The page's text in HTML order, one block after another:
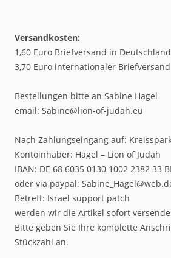
Versandkosten:
1,60 Euro Briefversand in Deutschland
3,70 Euro internationaler Briefversand
Bestellungen bitte an Sabine Hagel
email: Sabine@lion-of-judah.eu
Nach Zahlungseingang auf:
Kontoinhaber: Hagel – Lion of Judah
IBAN: DE 68 6035 0130 1002 2382 33
oder via paypal:
Betreff: Israel support patch
werden wir die Artikel sofort
Bitte geben Sie Ihre komplette
Stückzahl an.